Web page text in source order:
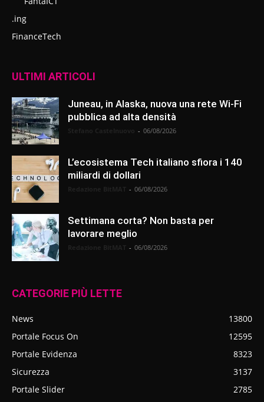
.ing
FinanceTech
ULTIMI ARTICOLI
Juneau, in Alaska, nuova una rete Wi-Fi
pubblica ad alta densità
- 06/08/2026
L’ecosistema Tech italiano sfiora i 140
miliardi di dollari
- 06/08/2026
Settimana corta? Non basta per
lavorare meglio
- 06/08/2026
CATEGORIE PIÙ LETTE
News
13800
Portale Focus On
12595
Portale Evidenza
8323
Sicurezza
3137
Portale Slider
2785